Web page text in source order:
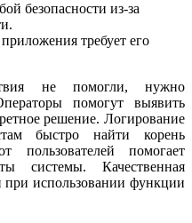
безопасности из-за
требует его
не помогли, нужно
помогут выявить
решение. Логирование
быстро найти корень
пользователей помогает
системы. Качественная
использовании функции